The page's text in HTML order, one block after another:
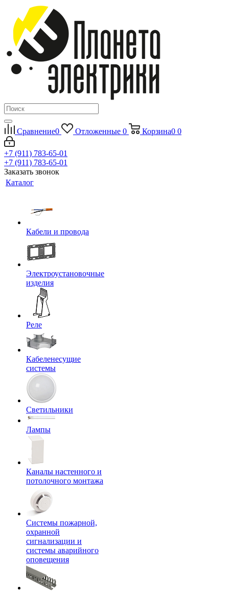
Сравнение0 Отложенные 0 Корзина0 0
+7 (911) 783-65-01
+7 (911) 783-65-01
Заказать звонок
Каталог
Кабели и провода
Электроустановочные
изделия
Реле
Кабеленесущие
системы
Светильники
Лампы
Каналы настенного и
потолочного монтажа
Системы пожарной,
охранной
сигнализации и
системы аварийного
оповещения